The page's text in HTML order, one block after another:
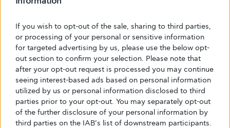
If you wish to opt-out of the sale, sharing to third parties,
or processing of your personal or sensitive information
for targeted advertising by us, please use the below opt-
out section to confirm your selection. Please note that
after your opt-out request is processed you may continue
seeing interest-based ads based on personal information
utilized by us or personal information disclosed to third
parties prior to your opt-out. You may separately opt-out
of the further disclosure of your personal information by
third parties on the IAB’s list of downstream participants.
διευθύνοντας σύμβουλος της Dexcom, Kevin Sayer,
παρουσιάζει τις αλλαγές που…
ΑΠΌ GLYKOULI 22 ΙΟΥΛΊΟΥ, 2019